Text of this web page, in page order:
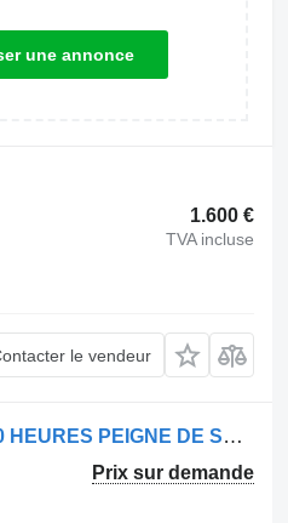
une annonce
1.600 €
TVA incluse
le vendeur
Moteur John Deere CD6068U157176//6068H1550 6,8 L 2753F/6000 HEURES PEIGNE DE STRAUTMANN pour camion
Prix sur demande